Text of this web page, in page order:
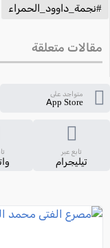
#نجمة_داوود_الحمراء
مقالات متعلقة
متواجد على
App Store
تابع عبر
تيليجرام